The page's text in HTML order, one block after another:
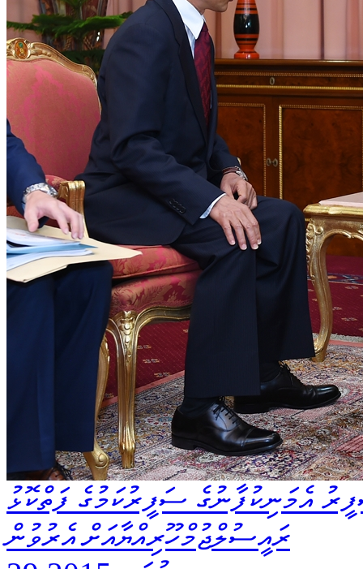
އެމަނިކުފާނުގެ ސަފީރުކަމުގެ ފަތްކޮޅު
ރައީސުލްޖުމްހޫރިއްޔާއަށް އެރުވުން